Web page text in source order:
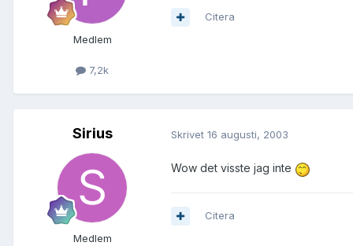
Medlem
7,2k
Citera
Sirius
Medlem
Skrivet 16 augusti, 2003
Wow det visste jag inte
Citera